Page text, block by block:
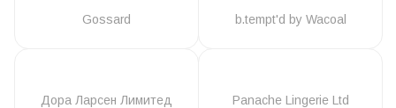
Gossard b.tempt'd by Wacoal
Дора Ларсен Лимитед Panache Lingerie Ltd